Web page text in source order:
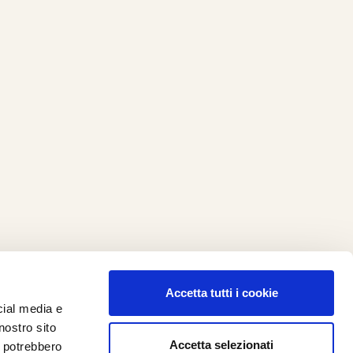
media e
sito
Accetta tutti i cookie
Accetta selezionati
162 srl